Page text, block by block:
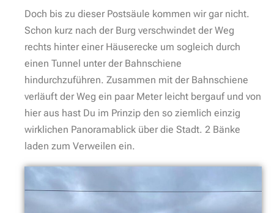
Doch bis zu dieser Postsäule kommen wir gar nicht.
Schon kurz nach der Burg verschwindet der Weg
rechts hinter einer Häuserecke um sogleich durch
einen Tunnel unter der Bahnschiene
hindurchzuführen. Zusammen mit der Bahnschiene
verläuft der Weg ein paar Meter leicht bergauf und von
hier aus hast Du im Prinzip den so ziemlich einzig
wirklichen Panoramablick über die Stadt. 2 Bänke
laden zum Verweilen ein.